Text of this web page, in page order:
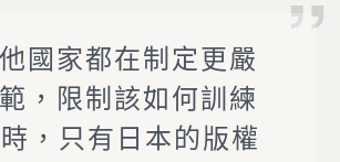
他國家都在制定更嚴
，限制該如何訓練
，只有日本的版權